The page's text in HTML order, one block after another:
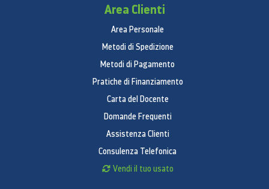
Area Clienti
Area Personale
Metodi di Spedizione
Metodi di Pagamento
Pratiche di Finanziamento
Carta del Docente
Domande Frequenti
Assistenza Clienti
Consulenza Telefonica
Vendi il tuo usato